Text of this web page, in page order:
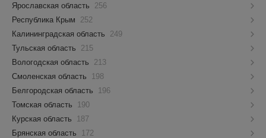
Ярославская область
256
Республика Крым
252
Калининградская область
249
Тульская область
215
Вологодская область
213
Смоленская область
198
Белгородская область
196
Томская область
190
Курская область
187
Брянская область
172